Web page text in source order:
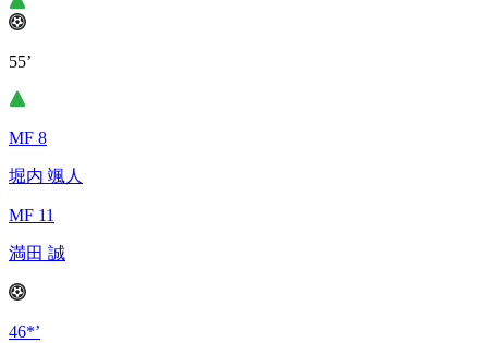
55’
MF 8
堀内 颯人
MF 11
満田 誠
46*’